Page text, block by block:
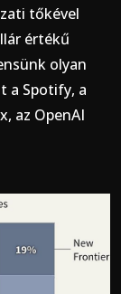
tőkével
értékű
olyan
a Spotify, a
az OpenAI